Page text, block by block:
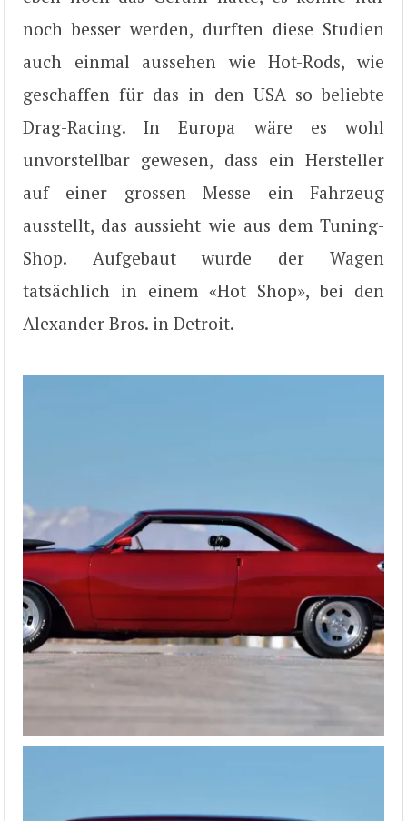
noch besser werden, durften diese Studien
auch einmal aussehen wie Hot-Rods, wie
geschaffen für das in den USA so beliebte
Drag-Racing. In Europa wäre es wohl
unvorstellbar gewesen, dass ein Hersteller
auf einer grossen Messe ein Fahrzeug
ausstellt, das aussieht wie aus dem Tuning-
Shop. Aufgebaut wurde der Wagen
tatsächlich in einem «Hot Shop», bei den
Alexander Bros. in Detroit.